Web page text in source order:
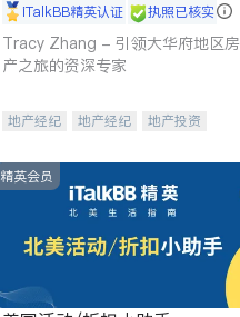
iTalkBB精英认证 执照已核实
Tracy Zhang - 引领大华府地区房
产之旅的资深专家
地产经纪 地产经纪
地产投资
精英会员